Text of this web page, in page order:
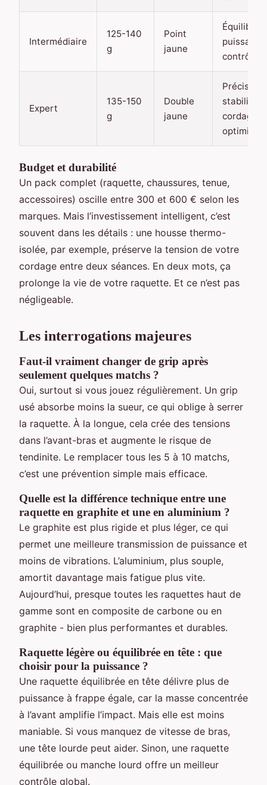
Intermédiaire
125-140
g
Point
jaune
Équilibre
contrôle
Expert
135-150
g
Double
jaune
Précision,
stabilité,
cordage
optimisé
Budget et durabilité
Un pack complet (raquette, chaussures, tenue,
accessoires) oscille entre 300 et 600 € selon les
marques. Mais l’investissement intelligent, c’est
souvent dans les détails : une housse thermo-
isolée, par exemple, préserve la tension de votre
cordage entre deux séances. En deux mots, ça
prolonge la vie de votre raquette. Et ce n’est pas
négligeable.
Les interrogations majeures
Faut-il vraiment changer de grip après
seulement quelques matchs ?
Oui, surtout si vous jouez régulièrement. Un grip
usé absorbe moins la sueur, ce qui oblige à serrer
la raquette. À la longue, cela crée des tensions
dans l’avant-bras et augmente le risque de
tendinite. Le remplacer tous les 5 à 10 matchs,
c’est une prévention simple mais efficace.
Quelle est la différence technique entre une
raquette en graphite et une en aluminium ?
Le graphite est plus rigide et plus léger, ce qui
permet une meilleure transmission de puissance et
moins de vibrations. L’aluminium, plus souple,
amortit davantage mais fatigue plus vite.
Aujourd’hui, presque toutes les raquettes haut de
gamme sont en composite de carbone ou en
graphite - bien plus performantes et durables.
Raquette légère ou équilibrée en tête : que
choisir pour la puissance ?
Une raquette équilibrée en tête délivre plus de
puissance à frappe égale, car la masse concentrée
à l’avant amplifie l’impact. Mais elle est moins
maniable. Si vous manquez de vitesse de bras,
une tête lourde peut aider. Sinon, une raquette
équilibrée ou manche lourd offre un meilleur
contrôle global.